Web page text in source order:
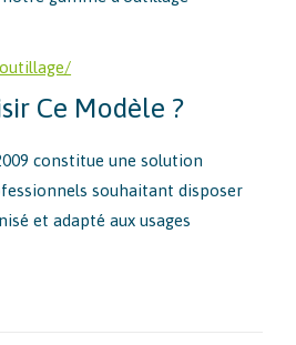
Ce Modèle ?
constitue une solution
souhaitant disposer
et adapté aux usages